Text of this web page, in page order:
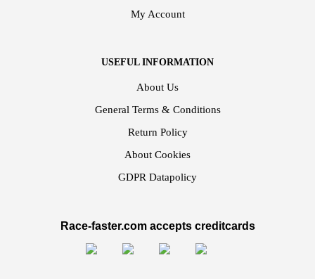
My Account
USEFUL INFORMATION
About Us
General Terms & Conditions
Return Policy
About Cookies
GDPR Datapolicy
Race-faster.com accepts creditcards